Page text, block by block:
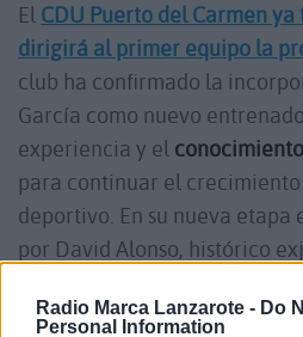
Radio Marca Lanzarote - Do
Personal Information
El CDU Puerto del Carmen
dirigirá al primer equipo la
club ha confirmado la
García como nuevo
experiencia y el
para continuar el
deportivo. En su nueva etapa
por David Alonso, histórico
técnico.